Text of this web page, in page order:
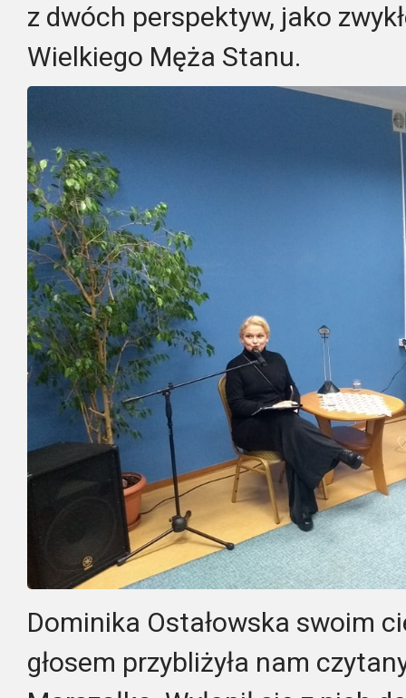
z dwóch perspektyw, jako
Wielkiego Męża Stanu.
Dominika Ostałowska swoim
głosem przybliżyła nam